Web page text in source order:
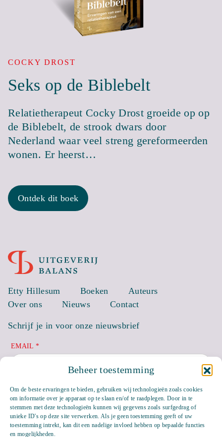
Beheer toestemming
Om de beste ervaringen te bieden, gebruiken wij technologieën zoals cookies
om informatie over je apparaat op te slaan en/of te raadplegen. Door in te
stemmen met deze technologieën kunnen wij gegevens zoals surfgedrag of
unieke ID's op deze site verwerken. Als je geen toestemming geeft of uw
toestemming intrekt, kan dit een nadelige invloed hebben op bepaalde functies
en mogelijkheden.
COCKY DROST
Seks op de Biblebelt
Relatietherapeut Cocky Drost groeide op op
de Biblebelt, de strook dwars door
Nederland waar veel streng gereformeerden
wonen. Er heerst…
Ontdek dit boek
Etty Hillesum Boeken
Auteurs
Over ons
Nieuws Contact
Schrijf je in voor onze nieuwsbrief
EMAIL *